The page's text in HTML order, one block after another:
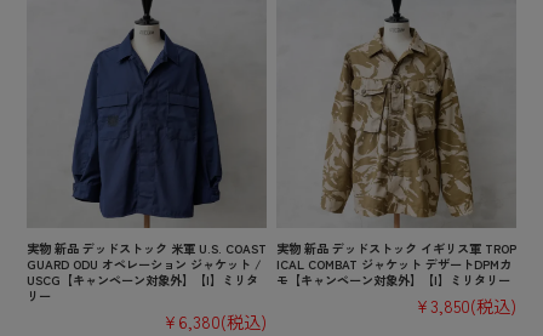
実物 新品 デッドストック 米軍 U.S. COAST
GUARD ODU オペレーション ジャケット /
USCG【キャンペーン対象外】【I】ミリタ
リー
¥6,380(税込)
実物 新品 デッドストック イギリス軍 TROP
ICAL COMBAT ジャケット デザートDPMカ
モ【キャンペーン対象外】【I】ミリタリー
¥3,850(税込)